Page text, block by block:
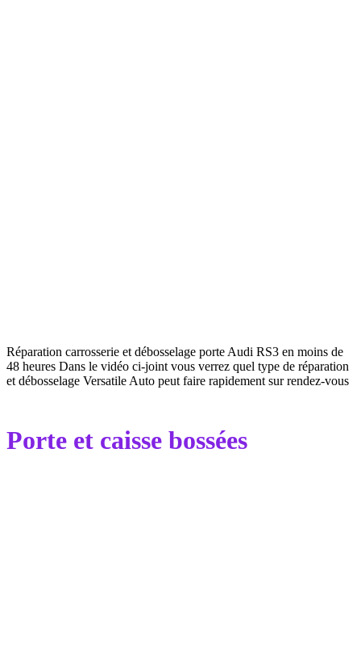
Réparation carrosserie et débosselage porte Audi RS3 en moins de
48 heures Dans le vidéo ci-joint vous verrez quel type de réparation
et débosselage Versatile Auto peut faire rapidement sur rendez-vous
Porte et caisse bossées